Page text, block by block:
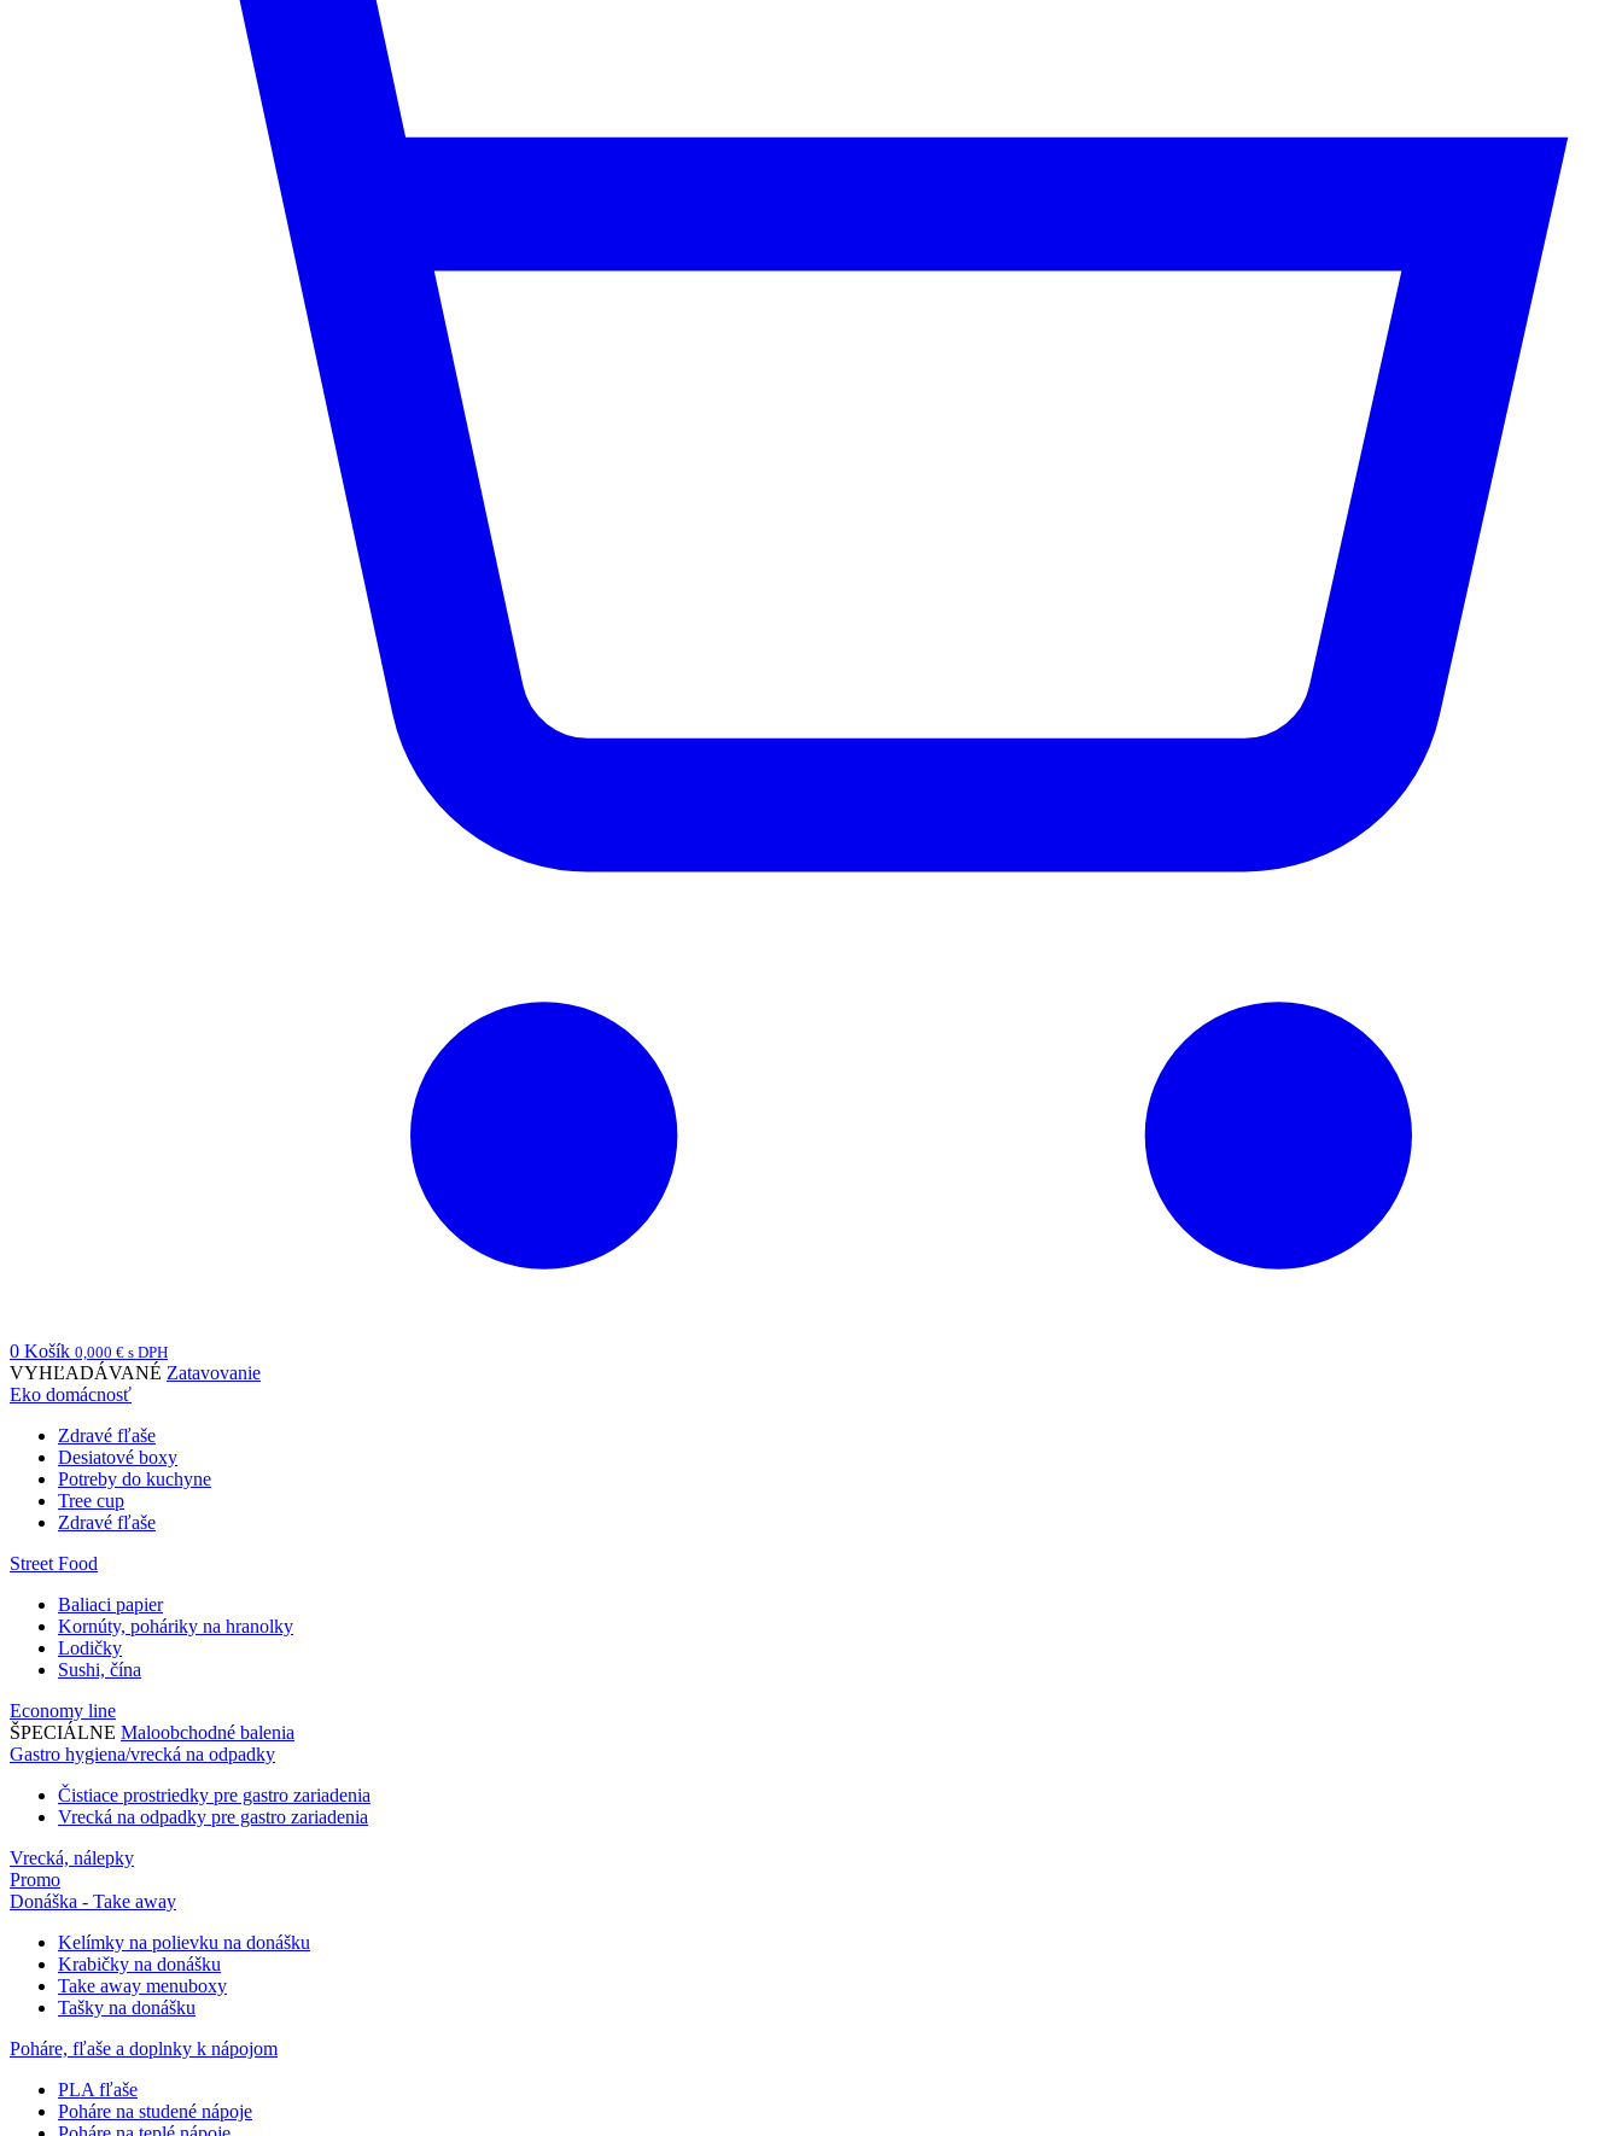
0 Košík 0,000 € s DPH
VYHĽADÁVANÉ Zatavovanie
Eko domácnosť
Zdravé fľaše
Desiatové boxy
Potreby do kuchyne
Tree cup
Zdravé fľaše
Street Food
Baliaci papier
Kornúty, poháriky na hranolky
Lodičky
Sushi, čína
Economy line
ŠPECIÁLNE Maloobchodné balenia
Gastro hygiena/vrecká na odpadky
Čistiace prostriedky pre gastro zariadenia
Vrecká na odpadky pre gastro zariadenia
Vrecká, nálepky
Promo
Donáška - Take away
Kelímky na polievku na donášku
Krabičky na donášku
Take away menuboxy
Tašky na donášku
Poháre, fľaše a doplnky k nápojom
PLA fľaše
Poháre na studené nápoje